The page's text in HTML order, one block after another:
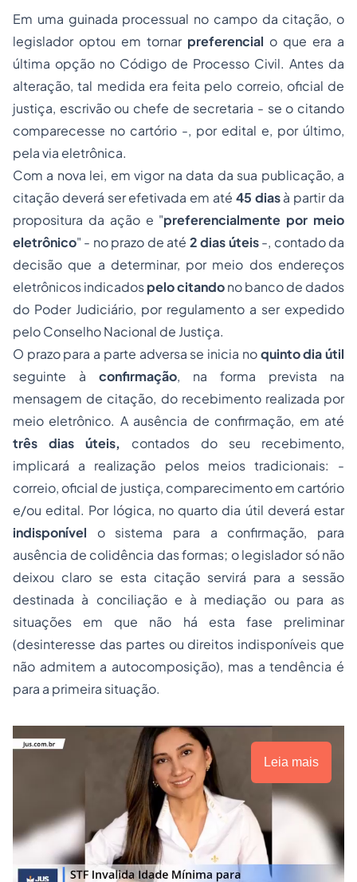
Em uma guinada processual no campo da citação, o
legislador optou em tornar preferencial o que era a
última opção no Código de Processo Civil. Antes da
alteração, tal medida era feita pelo correio, oficial de
justiça, escrivão ou chefe de secretaria - se o citando
comparecesse no cartório -, por edital e, por último,
pela via eletrônica.
Com a nova lei, em vigor na data da sua publicação, a
citação deverá ser efetivada em até 45 diasà partir da
propositura da ação e "preferencialmente por meio
eletrônico" - no prazo de até 2 dias úteis-, contado da
decisão que a determinar, por meio dos endereços
eletrônicos indicadospelo citandono banco de dados
do Poder Judiciário, por regulamento a ser expedido
pelo Conselho Nacional de Justiça.
O prazo para a parte adversa se inicia noquinto dia útil
seguinte à confirmação, na forma prevista na
mensagem de citação, do recebimento realizada por
meio eletrônico. A ausência de confirmação, em até
três dias úteis, contados do seu recebimento,
implicará a realização pelos meios tradicionais: -
correio, oficial de justiça, comparecimento em cartório
e/ou edital. Por lógica, no quarto dia útil deverá estar
indisponível o sistema para a confirmação, para
ausência de colidência das formas; o legislador só não
deixou claro se esta citação servirá para a sessão
destinada à conciliação e à mediação ou para as
situações em que não há esta fase preliminar
(desinteresse das partes ou direitos indisponíveis que
não admitem a autocomposição), mas a tendência é
para a primeira situação.
Leia mais